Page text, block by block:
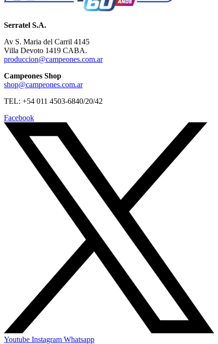
Serratel S.A.
Av S. Maria del Carril 4145
Villa Devoto 1419 CABA.
produccion@campeones.com.ar
Campeones Shop
shop@campeones.com.ar
TEL: +54 011 4503-6840/20/42
Facebook
Youtube Instagram Whatsapp